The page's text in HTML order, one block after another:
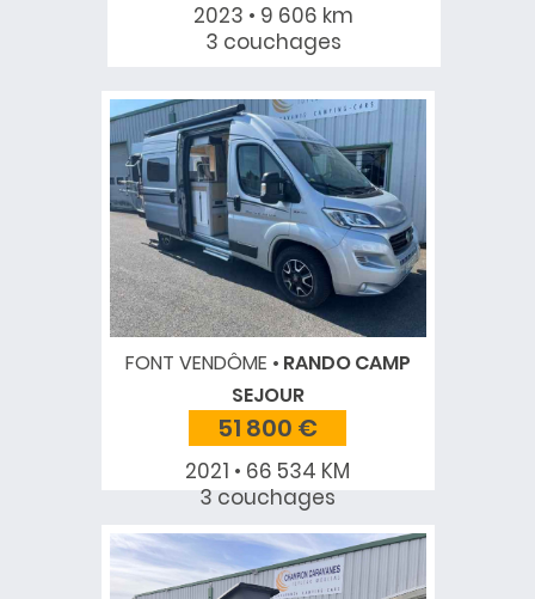
2023 • 9 606 km
3 couchages
FONT VENDÔME
RANDO CAMP
SEJOUR
51 800 €
2021 • 66 534 KM
3 couchages